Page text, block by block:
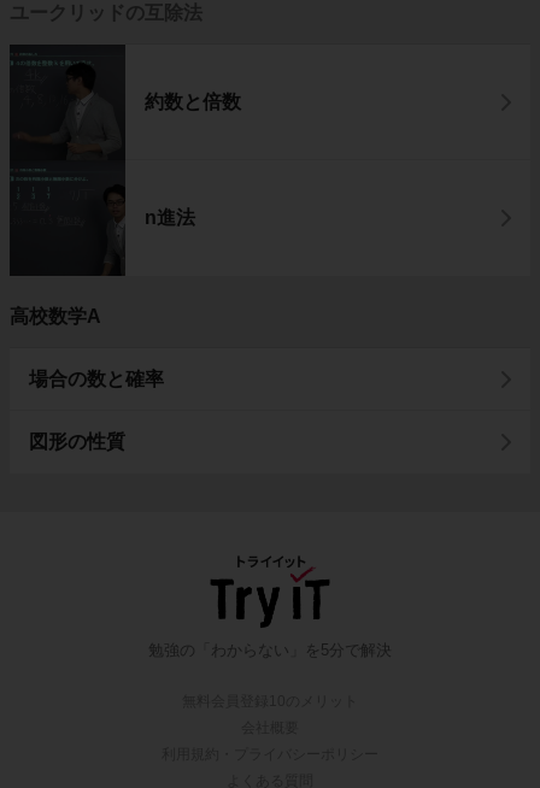
ユークリッドの互除法
約数と倍数
n進法
高校数学A
場合の数と確率
図形の性質
勉強の「わからない」を5分で解決